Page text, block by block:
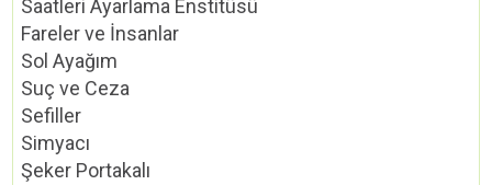
Saatleri Ayarlama Enstitüsü
Fareler ve İnsanlar
Sol Ayağım
Suç ve Ceza
Sefiller
Simyacı
Şeker Portakalı